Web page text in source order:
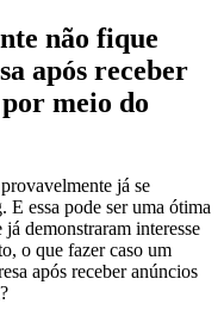
não fique
após receber
meio do
já se
E essa pode ser uma ótima
demonstraram interesse
o que fazer caso um
após receber anúncios